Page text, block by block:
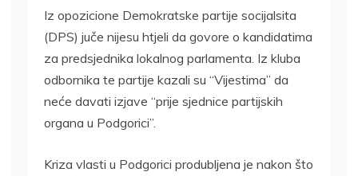
Iz opozicione Demokratske partije socijalsita
(DPS) juče nijesu htjeli da govore o kandidatima
za predsjednika lokalnog parlamenta. Iz kluba
odbornika te partije kazali su “Vijestima” da
neće davati izjave “prije sjednice partijskih
organa u Podgorici”.
Kriza vlasti u Podgorici produbljena je nakon što